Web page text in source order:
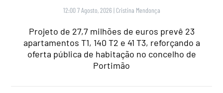
12:00 7 Agosto, 2026 | Cristina Mendonça
Projeto de 27,7 milhões de euros prevê 23
apartamentos T1, 140 T2 e 41 T3, reforçando a
oferta pública de habitação no concelho de
Portimão